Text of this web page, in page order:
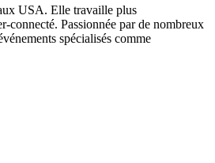
USA. Elle travaille plus
connecté. Passionnée par de nombreux
spécialisés comme